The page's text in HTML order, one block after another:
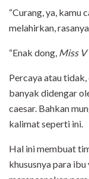
“Curang, ya, kamu
melahirkan, rasanya
“Enak dong, Miss V
Percaya atau
banyak didengar
caesar. Bahkan
kalimat seperti ini.
Hal ini membuat
khususnya para ibu